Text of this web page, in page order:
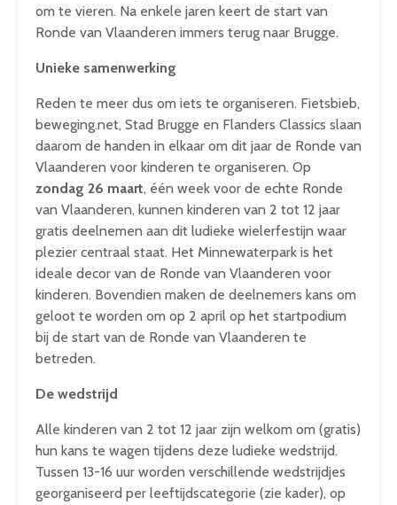
om te vieren. Na enkele jaren keert de start van
Ronde van Vlaanderen immers terug naar Brugge.
Unieke samenwerking
Reden te meer dus om iets te organiseren. Fietsbieb,
beweging.net, Stad Brugge en Flanders Classics slaan
daarom de handen in elkaar om dit jaar de Ronde van
Vlaanderen voor kinderen te organiseren. Op
zondag 26 maart, één week voor de echte Ronde
van Vlaanderen, kunnen kinderen van 2 tot 12 jaar
gratis deelnemen aan dit ludieke wielerfestijn waar
plezier centraal staat. Het Minnewaterpark is het
ideale decor van de Ronde van Vlaanderen voor
kinderen. Bovendien maken de deelnemers kans om
geloot te worden om op 2 april op het startpodium
bij de start van de Ronde van Vlaanderen te
betreden.
De wedstrijd
Alle kinderen van 2 tot 12 jaar zijn welkom om (gratis)
hun kans te wagen tijdens deze ludieke wedstrijd.
Tussen 13-16 uur worden verschillende wedstrijdjes
georganiseerd per leeftijdscategorie (zie kader), op